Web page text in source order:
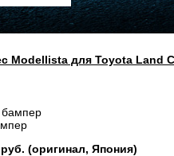
Modellista для Toyota Land
бампер
(оригинал, Япония)